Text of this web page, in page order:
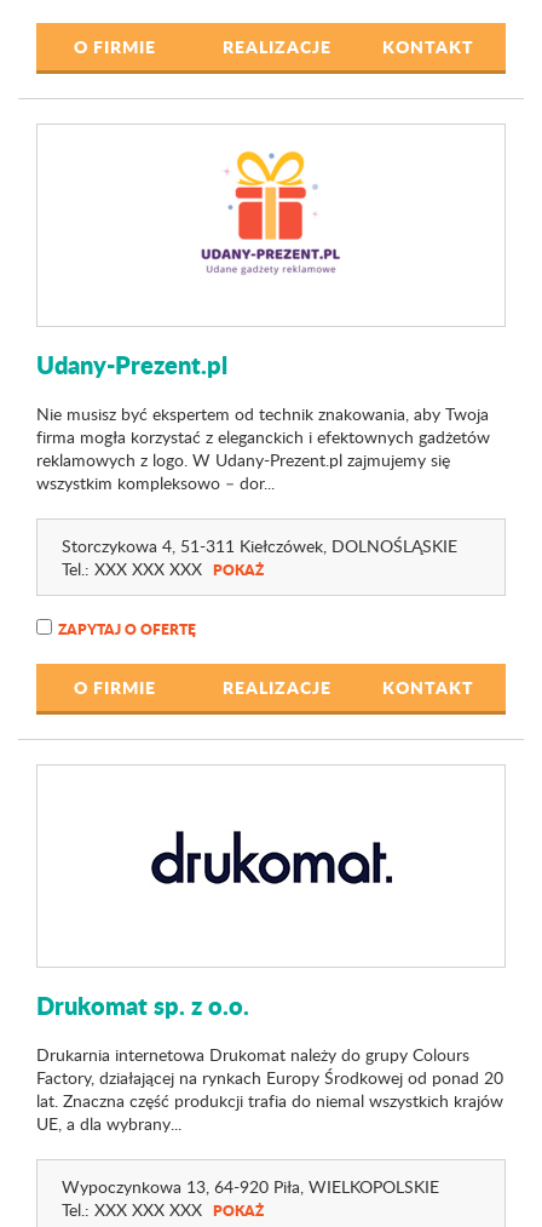
O FIRMIE REALIZACJE KONTAKT
Udany-Prezent.pl
Nie musisz być ekspertem od technik znakowania, aby Twoja
firma mogła korzystać z eleganckich i efektownych gadżetów
reklamowych z logo. W Udany-Prezent.pl zajmujemy się
wszystkim kompleksowo – dor...
Storczykowa 4, 51-311 Kiełczówek, DOLNOŚLĄSKIE
Tel.: XXX XXX XXX POKAŻ
ZAPYTAJ O OFERTĘ
O FIRMIE REALIZACJE KONTAKT
Drukomat sp. z o.o.
Drukarnia internetowa Drukomat należy do grupy Colours
Factory, działającej na rynkach Europy Środkowej od ponad 20
lat. Znaczna część produkcji trafia do niemal wszystkich krajów
UE, a dla wybrany...
Wypoczynkowa 13, 64-920 Piła, WIELKOPOLSKIE
Tel.: XXX XXX XXX POKAŻ